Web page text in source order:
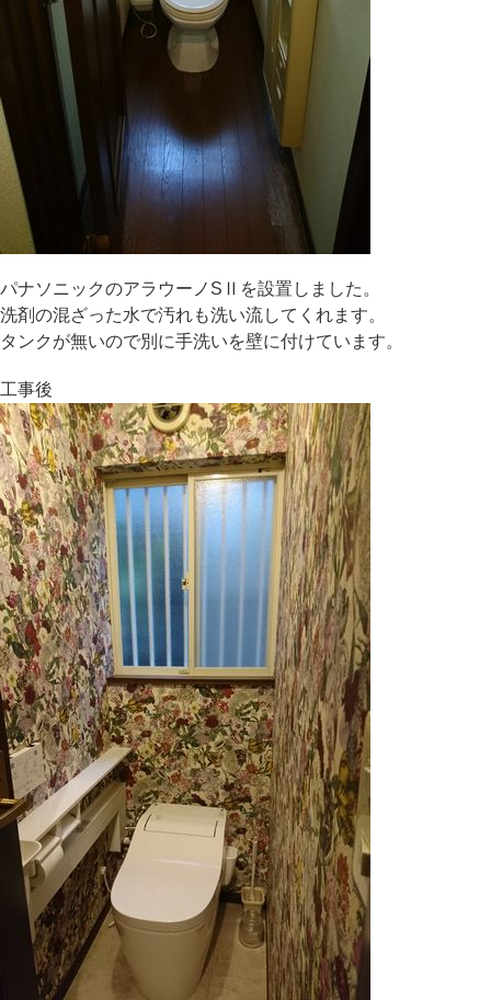
パナソニックのアラウーノSⅡを設置しました。
洗剤の混ざった水で汚れも洗い流してくれます。
タンクが無いので別に手洗いを壁に付けています。
工事後